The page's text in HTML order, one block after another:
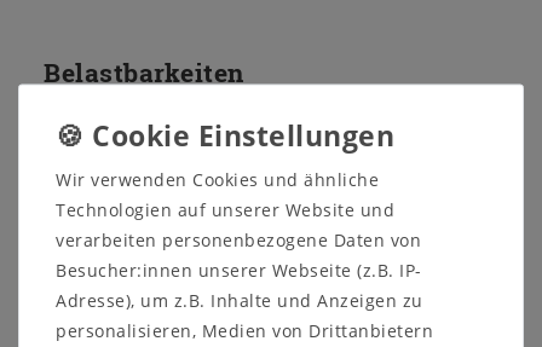
Belastbarkeiten
Glasfachböden 8 mm: max. 10 kg.
Schubladen bis 50 cm Breite: max. 15 kg.
Schubladen über 50 cm Breite: max. 10 kg.
Esstische: max. 50 kg.
Wandborde / -paneele: max. 10 kg.
Andere Hängeelemente: max. 70 kg.
Wir verwenden Cookies und ähnliche
Technologien auf unserer Website und
verarbeiten personenbezogene Daten von
Besucher:innen unserer Webseite (z.B. IP-
Adresse), um z.B. Inhalte und Anzeigen zu
personalisieren, Medien von Drittanbietern